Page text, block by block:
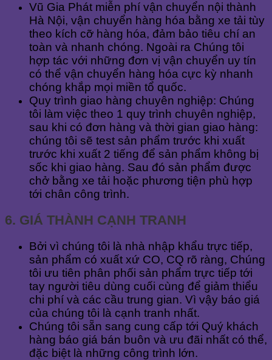
Vũ Gia Phát miễn phí vận chuyển nội thành
Hà Nội, vận chuyển hàng hóa bằng xe tải tùy
theo kích cỡ hàng hóa, đảm bảo tiêu chí an
toàn và nhanh chóng. Ngoài ra Chúng tôi
hợp tác với những đơn vị vận chuyển uy tín
có thể vận chuyển hàng hóa cực kỳ nhanh
chóng khắp mọi miền tổ quốc.
Quy trình giao hàng chuyên nghiệp: Chúng
tôi làm việc theo 1 quy trình chuyên nghiệp,
sau khi có đơn hàng và thời gian giao hàng:
chúng tôi sẽ test sản phẩm trước khi xuất
trước khi xuất 2 tiếng để sản phẩm không bị
sốc khi giao hàng. Sau đó sản phẩm được
chở bằng xe tải hoặc phương tiện phù hợp
tới chân công trình.
6. GIÁ THÀNH CẠNH TRANH
Bởi vì chúng tôi là nhà nhập khẩu trực tiếp,
sản phẩm có xuất xứ CO, CQ rõ ràng, Chúng
tôi ưu tiên phân phối sản phẩm trực tiếp tới
tay người tiêu dùng cuối cùng để giảm thiểu
chi phí và các cầu trung gian. Vì vậy báo giá
của chúng tôi là cạnh tranh nhất.
Chúng tôi sẵn sang cung cấp tới Quý khách
hàng báo giá bán buôn và ưu đãi nhất có thể,
đặc biệt là những công trình lớn.